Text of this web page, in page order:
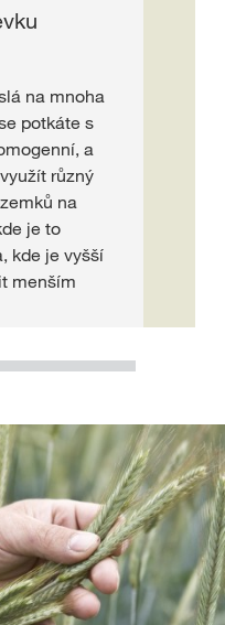
na mnoha
potkáte s
a
různý
na
je to
kde je vyšší
menším